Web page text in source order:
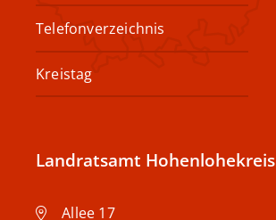
Telefonverzeichnis
Kreistag
Landratsamt Hohenlohekreis
Allee 17